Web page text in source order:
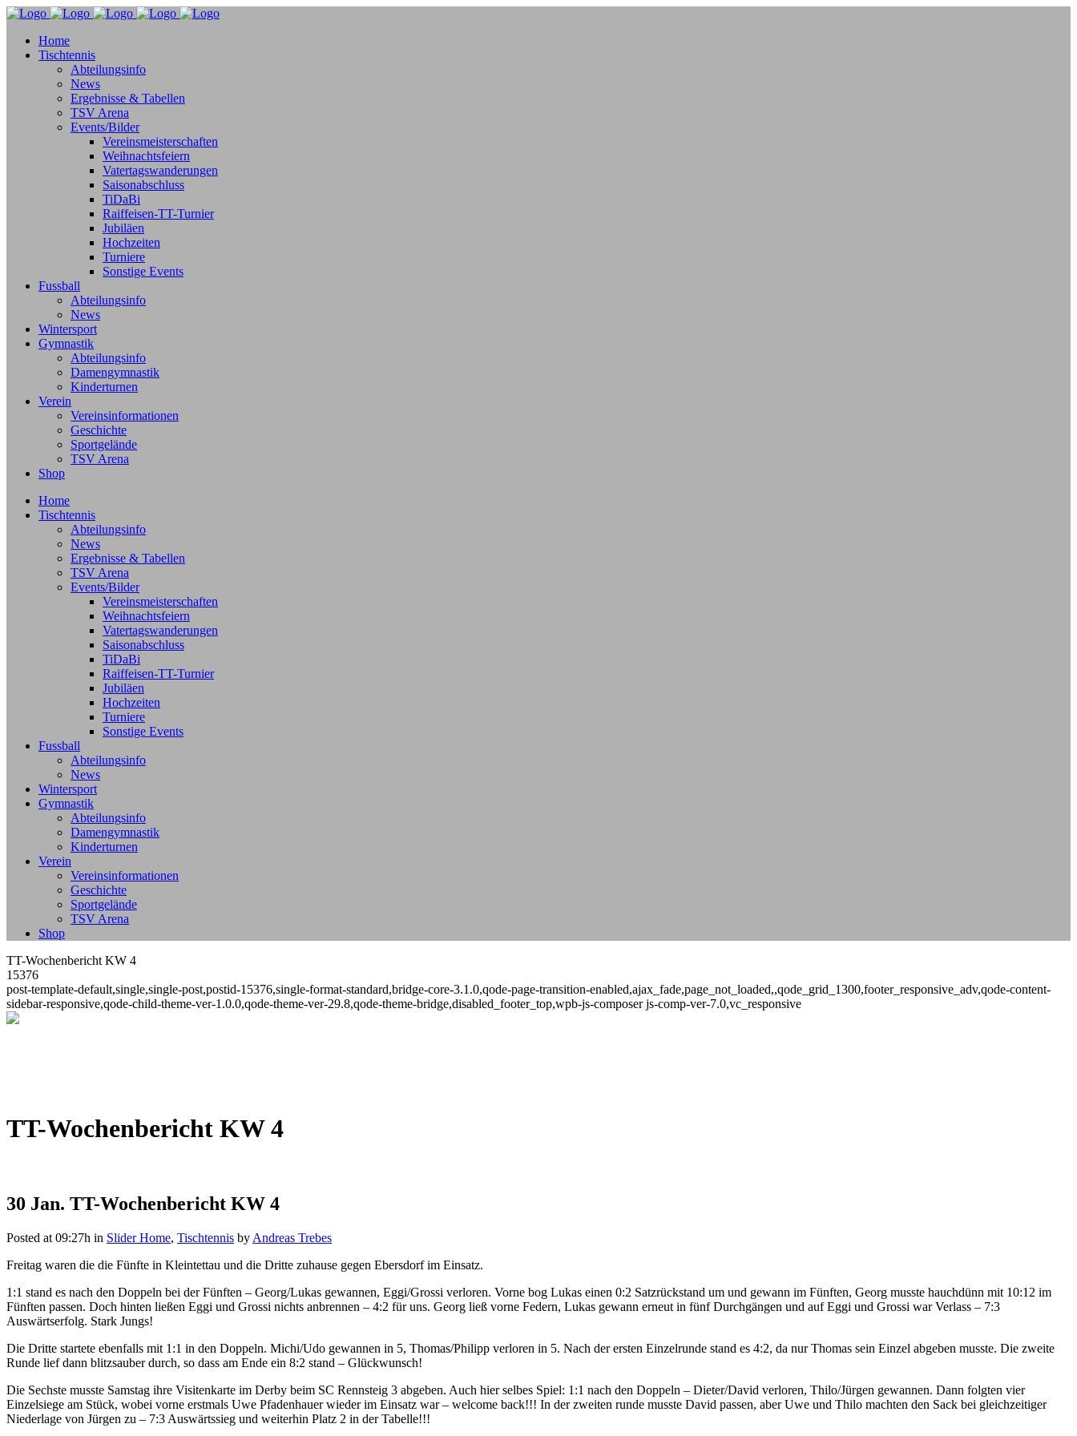
Home
Tischtennis
Abteilungsinfo
News
Ergebnisse & Tabellen
TSV Arena
Events/Bilder
Vereinsmeisterschaften
Weihnachtsfeiern
Vatertagswanderungen
Saisonabschluss
TiDaBi
Raiffeisen-TT-Turnier
Jubiläen
Hochzeiten
Turniere
Sonstige Events
Fussball
Abteilungsinfo
News
Wintersport
Gymnastik
Abteilungsinfo
Damengymnastik
Kinderturnen
Verein
Vereinsinformationen
Geschichte
Sportgelände
TSV Arena
Shop
Home
Tischtennis
Abteilungsinfo
News
Ergebnisse & Tabellen
TSV Arena
Events/Bilder
Vereinsmeisterschaften
Weihnachtsfeiern
Vatertagswanderungen
Saisonabschluss
TiDaBi
Raiffeisen-TT-Turnier
Jubiläen
Hochzeiten
Turniere
Sonstige Events
Fussball
Abteilungsinfo
News
Wintersport
Gymnastik
Abteilungsinfo
Damengymnastik
Kinderturnen
Verein
Vereinsinformationen
Geschichte
Sportgelände
TSV Arena
Shop
TT-Wochenbericht KW 4
15376
post-template-default,single,single-post,postid-15376,single-format-standard,bridge-core-3.1.0,qode-page-transition-enabled,ajax_fade,page_not_loaded,,qode_grid_1300,footer_responsive_adv,qode-content-
sidebar-responsive,qode-child-theme-ver-1.0.0,qode-theme-ver-29.8,qode-theme-bridge,disabled_footer_top,wpb-js-composer js-comp-ver-7.0,vc_responsive
TT-Wochenbericht KW 4
30 Jan. TT-Wochenbericht KW 4
Posted at 09:27h in Slider Home, Tischtennis by Andreas Trebes
Freitag waren die die Fünfte in Kleintettau und die Dritte zuhause gegen Ebersdorf im Einsatz.
1:1 stand es nach den Doppeln bei der Fünften – Georg/Lukas gewannen, Eggi/Grossi verloren. Vorne bog Lukas einen 0:2 Satzrückstand um und gewann im Fünften, Georg musste hauchdünn mit 10:12 im
Fünften passen. Doch hinten ließen Eggi und Grossi nichts anbrennen – 4:2 für uns. Georg ließ vorne Federn, Lukas gewann erneut in fünf Durchgängen und auf Eggi und Grossi war Verlass – 7:3
Auswärtserfolg. Stark Jungs!
Die Dritte startete ebenfalls mit 1:1 in den Doppeln. Michi/Udo gewannen in 5, Thomas/Philipp verloren in 5. Nach der ersten Einzelrunde stand es 4:2, da nur Thomas sein Einzel abgeben musste. Die zweite
Runde lief dann blitzsauber durch, so dass am Ende ein 8:2 stand – Glückwunsch!
Die Sechste musste Samstag ihre Visitenkarte im Derby beim SC Rennsteig 3 abgeben. Auch hier selbes Spiel: 1:1 nach den Doppeln – Dieter/David verloren, Thilo/Jürgen gewannen. Dann folgten vier
Einzelsiege am Stück, wobei vorne erstmals Uwe Pfadenhauer wieder im Einsatz war – welcome back!!! In der zweiten runde musste David passen, aber Uwe und Thilo machten den Sack bei gleichzeitiger
Niederlage von Jürgen zu – 7:3 Auswärtssieg und weiterhin Platz 2 in der Tabelle!!!